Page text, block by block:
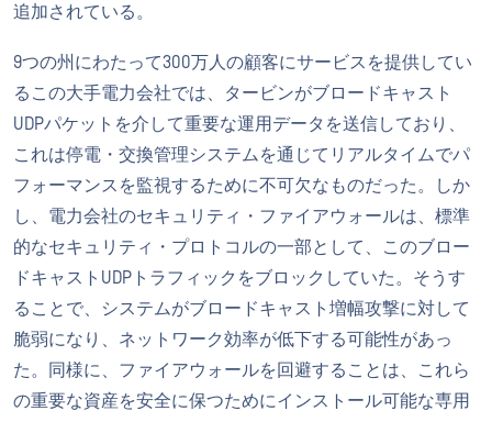
追加されている。
9つの州にわたって300万人の顧客にサービスを提供してい
るこの大手電力会社では、タービンがブロードキャスト
UDPパケットを介して重要な運用データを送信しており、
これは停電・交換管理システムを通じてリアルタイムでパ
フォーマンスを監視するために不可欠なものだった。しか
し、電力会社のセキュリティ・ファイアウォールは、標準
的なセキュリティ・プロトコルの一部として、このブロー
ドキャストUDPトラフィックをブロックしていた。そうす
ることで、システムがブロードキャスト増幅攻撃に対して
脆弱になり、ネットワーク効率が低下する可能性があっ
た。同様に、ファイアウォールを回避することは、これら
の重要な資産を安全に保つためにインストール可能な専用